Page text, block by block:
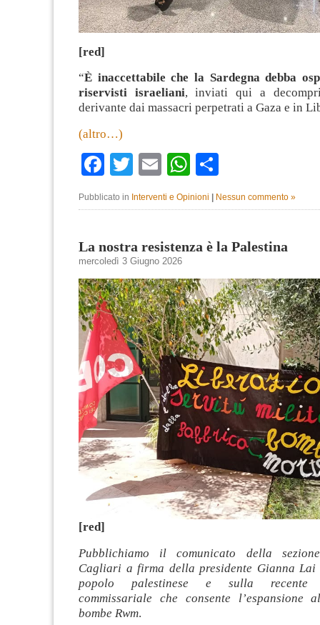
[red]
“È inaccettabile che la Sardegna debba
riservisti israeliani, inviati qui a
derivante dai massacri perpetrati a Gaza e in
(altro…)
Facebook
Twitter
EmailWhatsApp
Pubblicato in Interventi e Opinioni | Nessun commento »
La nostra resistenza è la Palestina
mercoledì 3 Giugno 2026
[red]
Pubblichiamo il comunicato della
Cagliari a firma della presidente Gianna Lai
popolo palestinese e sulla recente
commissariale che consente l’espansione
bombe Rwm.